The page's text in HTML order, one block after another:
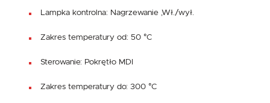
Lampka kontrolna: Nagrzewanie ,Wł./wył.
Zakres temperatury od: 50 °C
Sterowanie: Pokrętło MDI
Zakres temperatury do: 300 °C